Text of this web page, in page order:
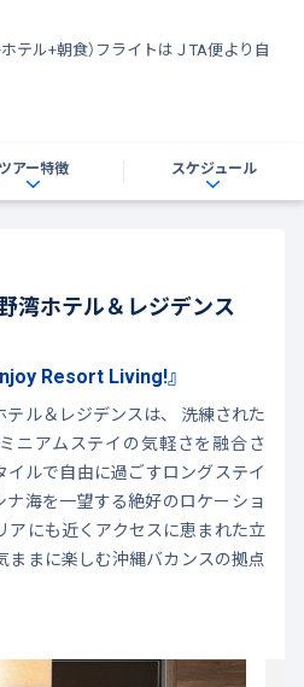
テル+朝食）フライトはＪTA便より自
ツアー特徴 スケジュール
湾ホテル＆レジデンス
Resort Living!』
ル＆レジデンスは、 洗練された
ニアムステイの気軽さを融合さ
ルで自由に過ごすロングステイ
海を一望する絶好のロケーショ
アにも近くアクセスに恵まれた立
ままに楽しむ沖縄バカンスの拠点